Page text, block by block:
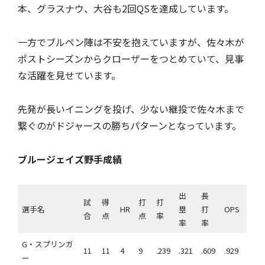
本、グラスナウ、大谷も2回QSを達成しています。
一方でブルペン陣は不安を抱えていますが、佐々木が
ポストシーズンからクローザーをつとめていて、見事
な活躍を見せています。
先発が長いイニングを投げ、少ない継投で佐々木まで
繋ぐのがドジャースの勝ちパターンとなっています。
ブルージェイズ野手成績
選手名
試
合
得
点
HR
打
点
打
率
出
塁
率
長
打
率
OPS
G・スプリンガ
ー
11 11 4 9 .239 .321 .609 .929